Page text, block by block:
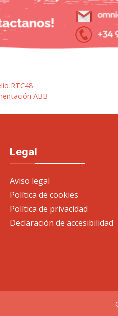
RTC48
ABB
Legal
Aviso legal
Política de cookies
Política de privacidad
Declaración de accesibilidad